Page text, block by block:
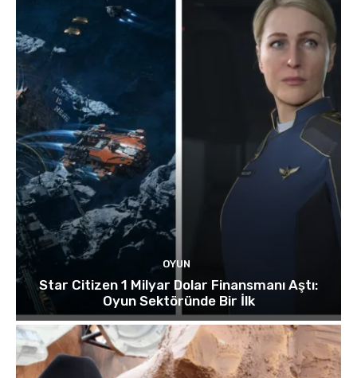
OYUN
Star Citizen 1 Milyar Dolar Finansmanı Aştı:
Oyun Sektöründe Bir İlk